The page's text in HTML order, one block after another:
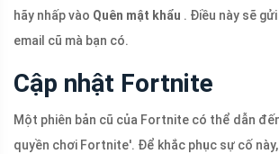
hãy nhấp vào Quên mật khẩu . Điều này sẽ
email cũ mà bạn có.
Cập nhật Fortnite
Một phiên bản cũ của Fortnite có thể dẫn
quyền chơi Fortnite'. Để khắc phục sự cố